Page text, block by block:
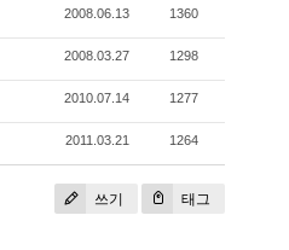
2008.06.13 1360
2008.03.27 1298
2010.07.14 1277
2011.03.21 1264
쓰기 태그